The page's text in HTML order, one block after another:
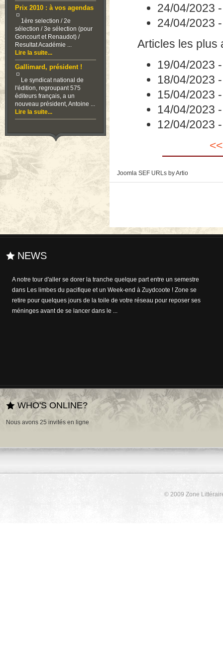
Prix 2010 : à vos agendas
1ère selection / 2e
sélection / 3e sélection (pour
Goncourt et Renaudot) /
Resultat Académie ...
Lire la suite...
Gallimard, président !
Le syndicat national de
l'édition, regroupant 575
éditeurs français, a un
nouveau président, Antoine ...
Lire la suite...
24/04/2023
24/04/2023
Articles les plus
19/04/2023
18/04/2023
15/04/2023
14/04/2023
12/04/2023
Joomla SEF URLs by Artio
NEWS
A notre tour d'aller se dorer la tranche quelque part entre un semestre
dans Les limbes du pacifique et un Week-end à Zuydcoote ! Zone se
retire pour quelques jours de la toile de votre réseau pour reposer ses
méninges avant de se lancer dans le ...
WHO'S ONLINE?
Nous avons 25 invités en ligne
© 2009 Zone